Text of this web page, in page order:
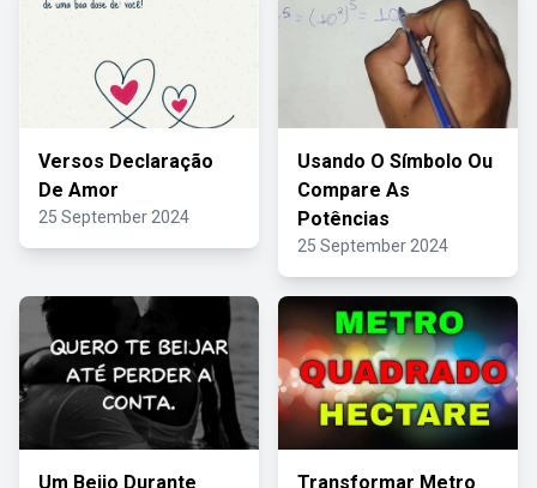
Versos Declaração
De Amor
25 September 2024
Usando O Símbolo Ou
Compare As
Potências
25 September 2024
Um Beijo Durante Transformar Metro